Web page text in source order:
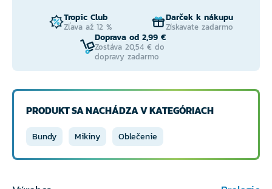
Tropic Club
Zľava až 12 %
Darček k nákupu
Získavate zadarmo
Doprava od 2,99 €
Zostáva 20,54 € do
dopravy zadarmo
PRODUKT SA NACHÁDZA V KATEGÓRIACH
Bundy Mikiny Oblečenie